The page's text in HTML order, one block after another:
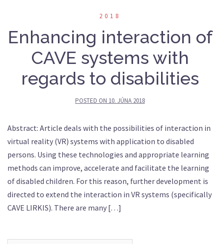
2018
Enhancing interaction of
CAVE systems with
regards to disabilities
POSTED ON 10. JÚNA 2018
Abstract: Article deals with the possibilities of interaction in
virtual reality (VR) systems with application to disabled
persons. Using these technologies and appropriate learning
methods can improve, accelerate and facilitate the learning
of disabled children. For this reason, further development is
directed to extend the interaction in VR systems (specifically
CAVE LIRKIS). There are many […]